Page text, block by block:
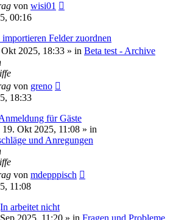
von wisi01
00:16
Felder zuordnen
Okt 2025, 18:33 » in Beta test - Archive
von greno
18:33
für Gäste
19. Okt 2025, 11:08 » in
und Anregungen
von mdepppisch
11:08
arbeitet nicht
2025, 11:20 » in Fragen und Probleme